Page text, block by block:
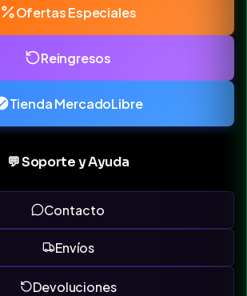
Ofertas Especiales
Reingresos
Tienda MercadoLibre
💬 Soporte y Ayuda
Contacto
Envíos
Devoluciones